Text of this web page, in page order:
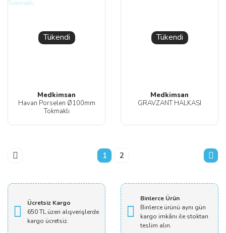
Tükendi
Medkimsan
Havan Porselen Ø100mm
Tokmaklı
Tükendi
Medkimsan
GRAVZANT HALKASI
1 2
Ücretsiz Kargo
650 TL üzeri alışverişlerde
kargo ücretsiz.
Binlerce Ürün
Binlerce ürünü aynı gün
kargo imkânı ile stoktan
teslim alın.